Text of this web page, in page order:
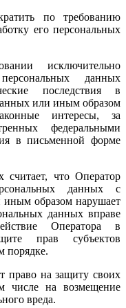
по требованию
его персональных
исключительно
данных
последствия в
или иным образом
интересы, за
федеральными
в письменной форме
считает, что Оператор
данных с
образом нарушает
данных вправе
Оператора в
прав субъектов
порядке.
право на защиту своих
числе на возмещение
вреда.